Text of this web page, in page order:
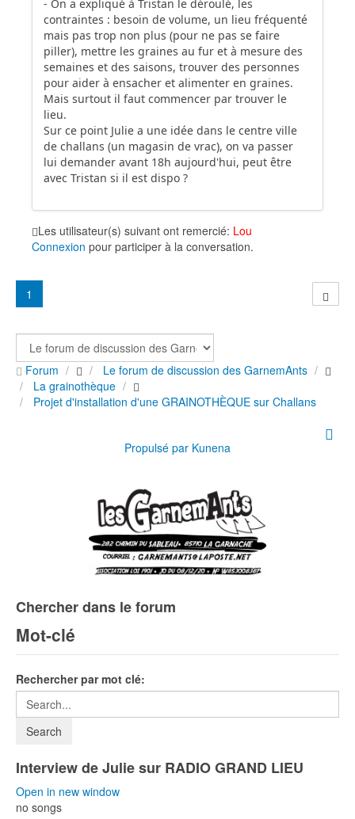
- On a expliqué à Tristan le déroulé, les
contraintes : besoin de volume, un lieu fréquenté
mais pas trop non plus (pour ne pas se faire
piller), mettre les graines au fur et à mesure des
semaines et des saisons, trouver des personnes
pour aider à ensacher et alimenter en graines.
Mais surtout il faut commencer par trouver le
lieu.
Sur ce point Julie a une idée dans le centre ville
de challans (un magasin de vrac), on va passer
lui demander avant 18h aujourd'hui, peut être
avec Tristan si il est dispo ?
Les utilisateur(s) suivant ont remercié: Lou
Connexion pour participer à la conversation.
1
Forum
Le forum de discussion des GarnemAnts
La grainothèque
Projet d'installation d'une GRAINOTHÈQUE sur Challans
Propulsé par Kunena
Chercher dans le forum
Mot-clé
Rechercher par mot clé:
Interview de Julie sur RADIO GRAND LIEU
Open in new window
no songs